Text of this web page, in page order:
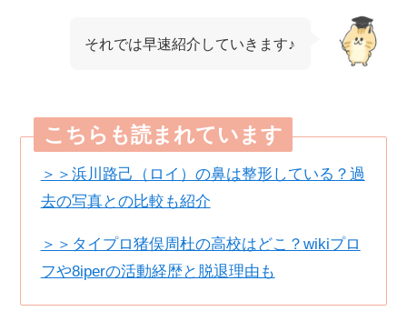
それでは早速紹介していきます♪
こちらも読まれています
＞＞ 浜川路己（ロイ）の鼻は整形している？過
去の写真との比較も紹介
＞＞タイプロ猪俣周杜の高校はどこ？wikiプロ
フや8iperの活動経歴と脱退理由も